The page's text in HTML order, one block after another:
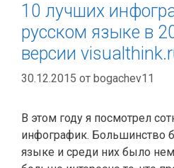
10 лучших
русском языке в
версии
30.12.2015 от bogachev11
В этом году я посмотрел
инфографик. Большинство
языке и среди них было